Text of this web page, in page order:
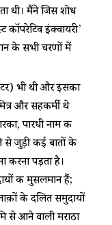
थी। मैंने जिस शोध
इंक्वायरी’
के सभी चरणों में
भी थी और इसका
और सहकर्मी थे
पारधी नाम की
से जुड़ी कई बातों के
करना पड़ता है।
की मुसलमान हैं;
के दलित समुदायों
से आने वाली मराठा